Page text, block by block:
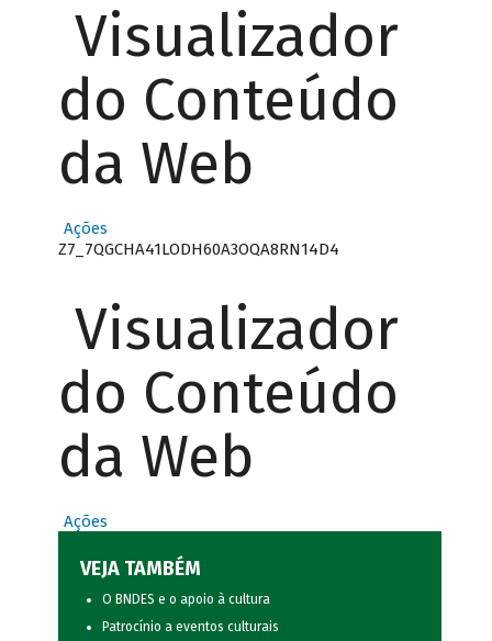
Visualizador
do Conteúdo
da Web
Ações
Z7_7QGCHA41LODH60A3OQA8RN14D4
Visualizador
do Conteúdo
da Web
Ações
VEJA TAMBÉM
O BNDES e o apoio à cultura
Patrocínio a eventos culturais